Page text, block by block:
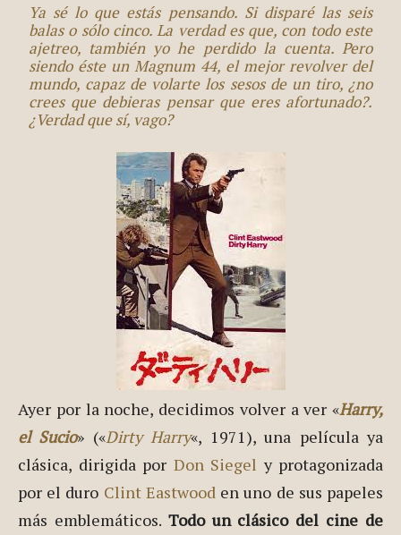
Ya sé lo que estás pensando. Si disparé las seis
balas o sólo cinco. La verdad es que, con todo este
ajetreo, también yo he perdido la cuenta. Pero
siendo éste un Magnum 44, el mejor revolver del
mundo, capaz de volarte los sesos de un tiro, ¿no
crees que debieras pensar que eres afortunado?.
¿Verdad que sí, vago?
Ayer por la noche, decidimos volver a ver «Harry,
el Sucio» («Dirty Harry«, 1971), una película ya
clásica, dirigida por Don Siegel y protagonizada
por el duro Clint Eastwooden uno de sus papeles
más emblemáticos. Todo un clásico del cine de